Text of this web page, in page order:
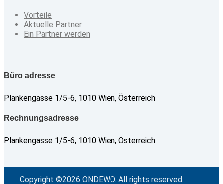
Vorteile
Aktuelle Partner
Ein Partner werden
Büro adresse
Plankengasse 1/5-6, 1010 Wien, Österreich
Rechnungsadresse
Plankengasse 1/5-6, 1010 Wien, Österreich.
Copyright ©2026 ONDEWO. All rights reserved.